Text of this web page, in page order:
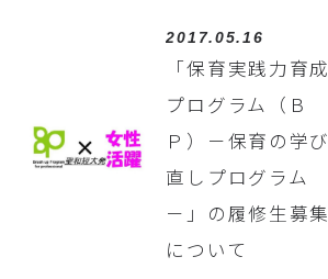
2017.05.16
「保育実践力育成
プログラム（Ｂ
Ｐ）－保育の学び
直しプログラム
－」の履修生募集
について